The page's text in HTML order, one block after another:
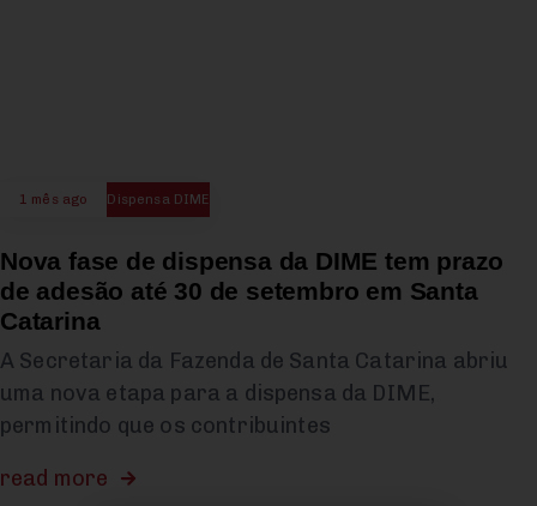
1 mês ago Dispensa DIME
Nova fase de dispensa da DIME tem prazo
de adesão até 30 de setembro em Santa
Catarina
A Secretaria da Fazenda de Santa Catarina abriu
uma nova etapa para a dispensa da DIME,
permitindo que os contribuintes
read more